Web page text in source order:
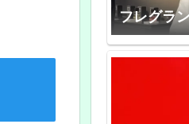
フレグラ